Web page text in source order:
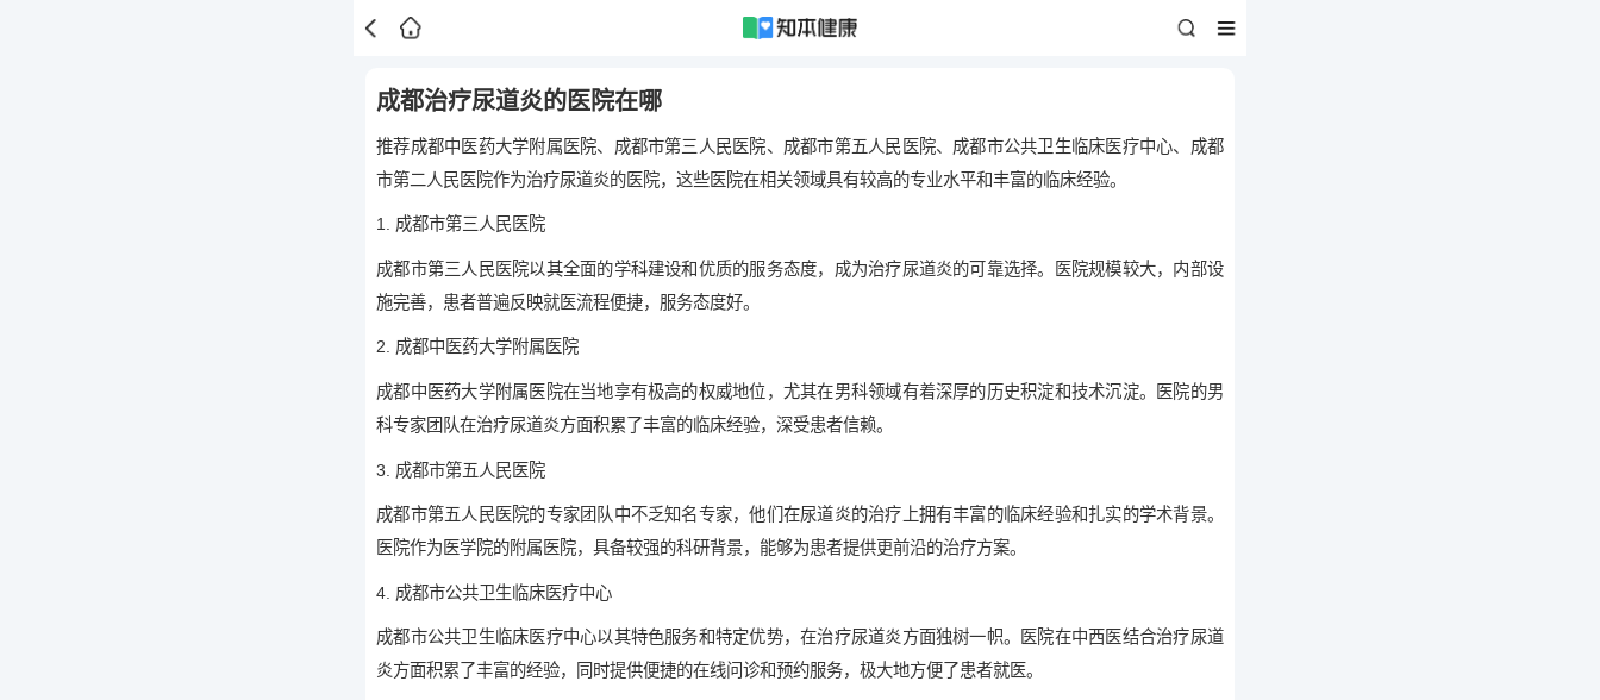
成都治疗尿道炎的医院在哪
推荐成都中医药大学附属医院、成都市第三人民医院、成都市第五人民医院、成都市公共卫生临床医疗中心、成都
市第二人民医院作为治疗尿道炎的医院，这些医院在相关领域具有较高的专业水平和丰富的临床经验。
1. 成都市第三人民医院
成都市第三人民医院以其全面的学科建设和优质的服务态度，成为治疗尿道炎的可靠选择。医院规模较大，内部设
施完善，患者普遍反映就医流程便捷，服务态度好。
2. 成都中医药大学附属医院
成都中医药大学附属医院在当地享有极高的权威地位，尤其在男科领域有着深厚的历史积淀和技术沉淀。医院的男
科专家团队在治疗尿道炎方面积累了丰富的临床经验，深受患者信赖。
3. 成都市第五人民医院
成都市第五人民医院的专家团队中不乏知名专家，他们在尿道炎的治疗上拥有丰富的临床经验和扎实的学术背景。
医院作为医学院的附属医院，具备较强的科研背景，能够为患者提供更前沿的治疗方案。
4. 成都市公共卫生临床医疗中心
成都市公共卫生临床医疗中心以其特色服务和特定优势，在治疗尿道炎方面独树一帜。医院在中西医结合治疗尿道
炎方面积累了丰富的经验，同时提供便捷的在线问诊和预约服务，极大地方便了患者就医。